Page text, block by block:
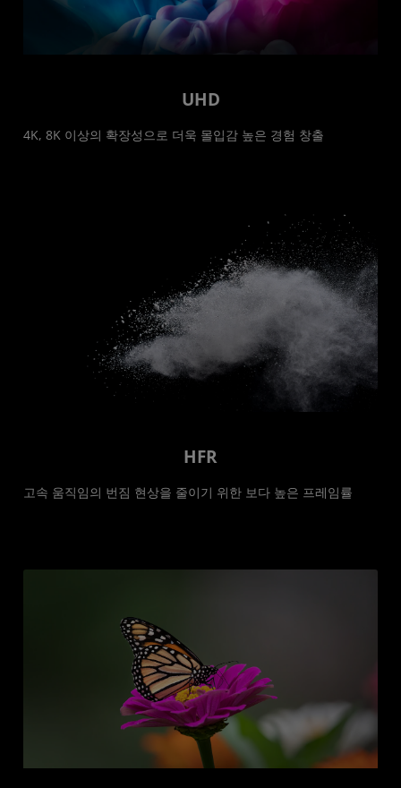
UHD
4K, 8K 이상의 확장성으로 더욱 몰입감 높은 경험 창출
HFR
고속 움직임의 번짐 현상을 줄이기 위한 보다 높은 프레임률